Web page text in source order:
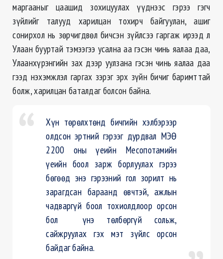
маргааныг цаашид зохицуулах үүднээс гэрээ гэгч
зүйлийг талууд харилцан тохирч байгуулан, ашиг
сонирхол нь зөрчигдвөл бичсэн зүйлсээ гаргаж ирээд л
Улаан бууртай тэмээгээ усална аа гэсэн чинь яалаа даа,
Улаанхүрэнгийн зах дээр уулзана гэсэн чинь яалаа даа
гээд нэхэмжлэл гаргах зэрэг эрх зүйн бичиг баримттай
болж, харилцан баталдаг болсон байна.
Хүн төрөлхтөнд бичгийн хэлбэрээр
олдсон эртний гэрээг дурдвал МЭӨ
2200 оны үеийн Месопотамийн
үеийн боол зарж борлуулах гэрээ
бөгөөд энэ гэрээний гол зорилт нь
зарагдсан бараанд өвчтэй, ажлын
чадваргүй боол тохиолдлоор орсон
бол үнэ төлбөргүй сольж,
сайжруулах гэх мэт зүйлс орсон
байдаг байна.